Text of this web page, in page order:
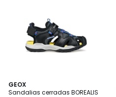
GEOX
Sandalias cerradas BOREALIS